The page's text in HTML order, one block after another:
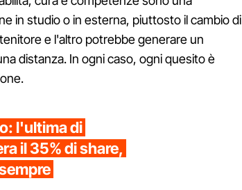
in studio o in esterna, piuttosto il cambio di
e l'altro potrebbe generare un
distanza. In ogni caso, ogni quesito è
l'ultima di
il 35% di share,